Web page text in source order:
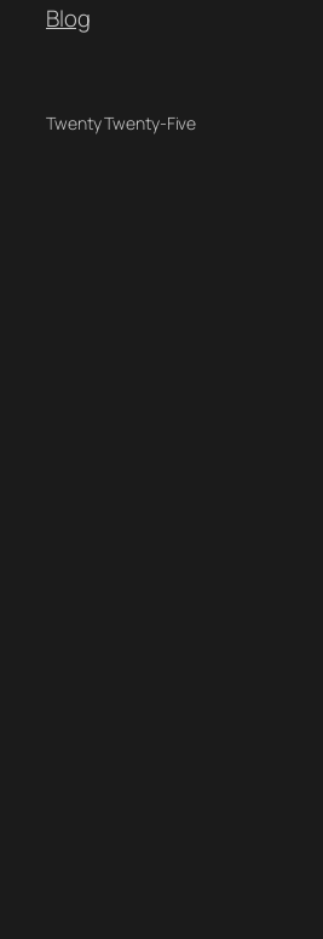
Blog
Twenty Twenty-Five